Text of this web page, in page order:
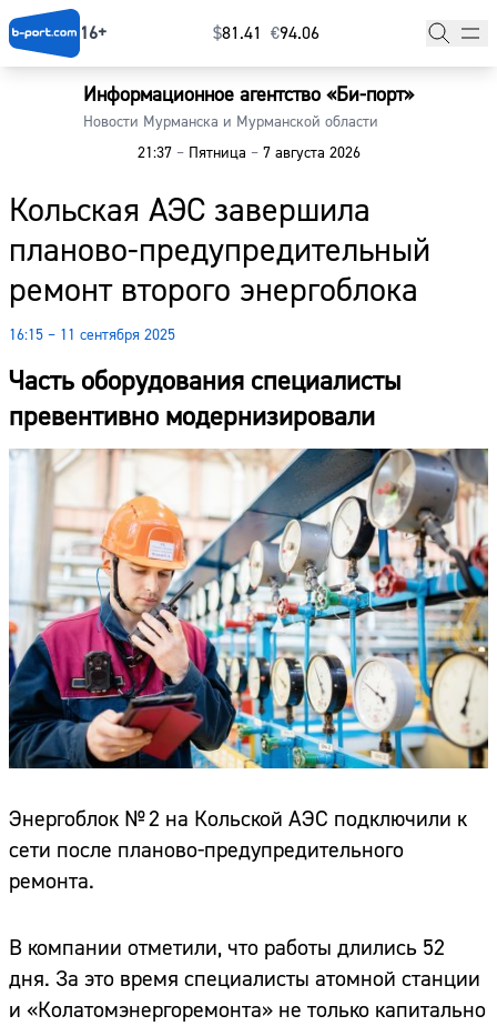
16+ $⁠81.41 €⁠94.06
Информационное агентство «Би-порт»
Новости Мурманска и Мурманской области
21:37 –Пятница –7 августа 2026
Кольская АЭС завершила
планово-предупредительный
ремонт второго энергоблока
16:15 – 11 сентября 2025
Часть оборудования специалисты
превентивно модернизировали
Энергоблок № 2 на Кольской АЭС подключили к
сети после планово-предупредительного
ремонта.
В компании отметили, что работы длились 52
дня. За это время специалисты атомной станции
и «Колатомэнергоремонта» не только капитально
Главная
Наши гости
Фоторепортажи
Погода
Курсы валют